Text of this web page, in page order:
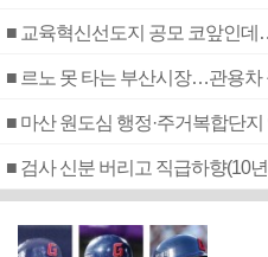
■ 교육혁신선도지 공모 코앞인데
■ 르노 못 타는 부산시장…관용차
■ 마산 원도심 행정·주거복합단